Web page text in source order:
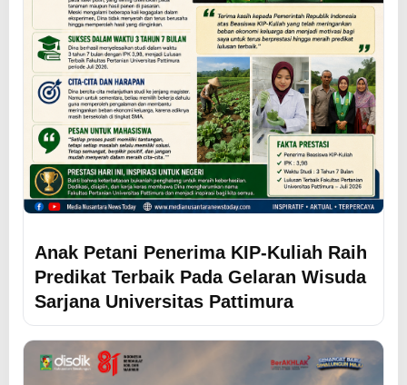
Anak Petani Penerima KIP-Kuliah Raih
Predikat Terbaik Pada Gelaran Wisuda
Sarjana Universitas Pattimura